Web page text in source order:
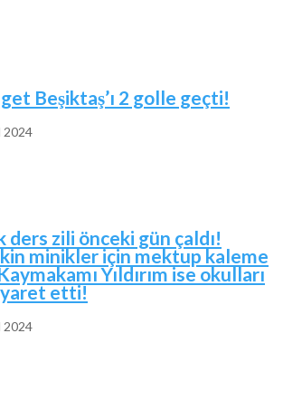
Beşiktaş’ı 2 golle geçti!
2024
ders zili önceki gün çaldı!
minikler için mektup kaleme
Yıldırım ise okulları
etti!
2024